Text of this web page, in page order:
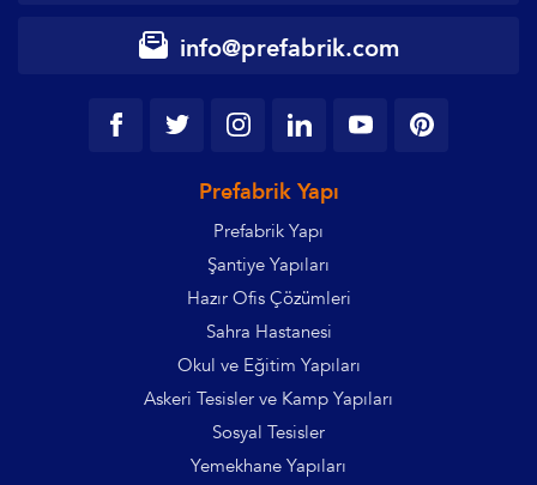
info@prefabrik.com
Prefabrik Yapı
Prefabrik Yapı
Şantiye Yapıları
Hazır Ofis Çözümleri
Sahra Hastanesi
Okul ve Eğitim Yapıları
Askeri Tesisler ve Kamp Yapıları
Sosyal Tesisler
Yemekhane Yapıları